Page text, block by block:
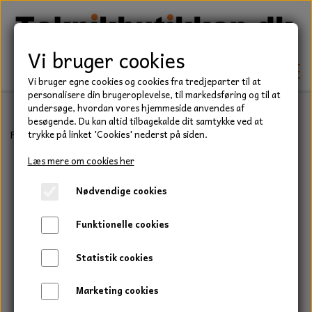
TEKNIK
KILEREMME
LEJER
PAKDÅSER
LÅSERINGE
BEFÆSTELSE
HAVE/PARK
UNIVERSALE REMME TIL PLÆNEKLIPPER OG
HAVETRAKTOR
TRAKTOR/ENTREPRENØR
Forside Teknik Kileremme Kilerem 5 mm.
Vi bruger cookies
Vi bruger egne cookies og cookies fra tredjeparter til at
personalisere din brugeroplevelse, til markedsføring og til at
undersøge, hvordan vores hjemmeside anvendes af
besøgende. Du kan altid tilbagekalde dit samtykke ved at
trykke på linket 'Cookies' nederst på siden.
Læs mere om cookies her
Nødvendige cookies
Funktionelle cookies
Statistik cookies
Marketing cookies